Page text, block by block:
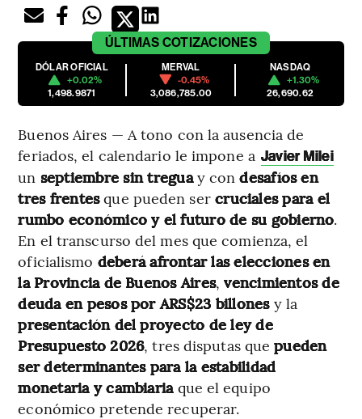
ÚLTIMAS COTIZACIONES
DÓLAR OFICIAL
+0.02%
1,498.9871
MERVAL
-0.45%
3,086,785.00
NASDAQ
+1.30%
26,690.62
Buenos Aires — A tono con la ausencia de
feriados, el calendario le impone a Javier Milei
un septiembre sin treguay condesafíos en
tres frentesque pueden sercruciales para el
rumbo económico y el futuro de su gobierno.
En el transcurso del mes que comienza, el
oficialismo deberá afrontar las elecciones en
la Provincia de Buenos Aires,vencimientos de
deuda en pesos por ARS$23 billonesy la
presentación del proyecto de ley de
Presupuesto 2026, tres disputas quepueden
ser determinantes para la estabilidad
monetaria y cambiariaque el equipo
económico pretende recuperar.